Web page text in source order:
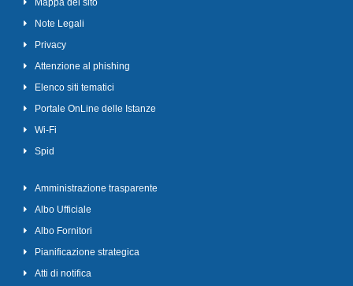
Mappa del sito
Note Legali
Privacy
Attenzione al phishing
Elenco siti tematici
Portale OnLine delle Istanze
Wi-Fi
Spid
Amministrazione trasparente
Albo Ufficiale
Albo Fornitori
Pianificazione strategica
Atti di notifica